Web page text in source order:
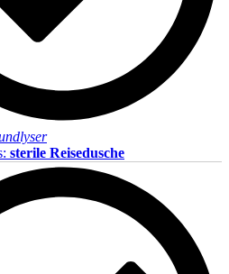
sterile Reisedusche